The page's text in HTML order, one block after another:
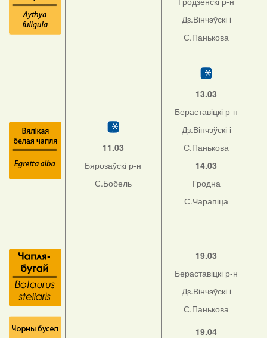
Дз.Вінчэўскі і
С.Панькова
11.03
Бярозаўскі р-н
С.Бобель
13.03
Бераставіцкі р-н
Дз.Вінчэўскі і
С.Панькова
14.03
Гродна
С.Чарапіца
19.03
Бераставіцкі р-н
Дз.Вінчэўскі і
С.Панькова
19.04